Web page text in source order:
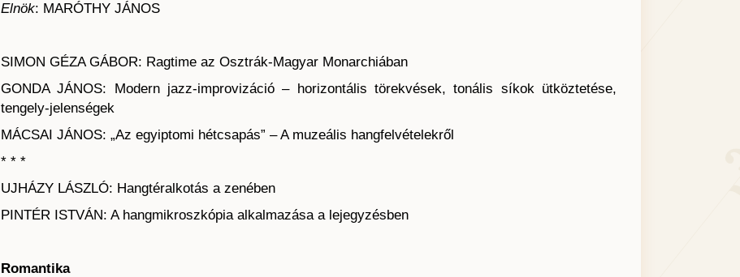
Elnök: MARÓTHY JÁNOS
SIMON GÉZA GÁBOR: Ragtime az Osztrák-Magyar Monarchiában
GONDA JÁNOS: Modern jazz-improvizáció – horizontális törekvések, tonális síkok ütköztetése,
tengely-jelenségek
MÁCSAI JÁNOS: „Az egyiptomi hétcsapás” – A muzeális hangfelvételekről
* * *
UJHÁZY LÁSZLÓ: Hangtéralkotás a zenében
PINTÉR ISTVÁN: A hangmikroszkópia alkalmazása a lejegyzésben
Romantika